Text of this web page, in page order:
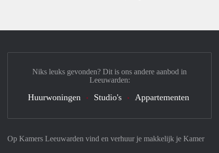
Op Kamers Leeuwarden vind en verhuur je makkelijk je Kamer
Niks leuks gevonden? Dit is ons andere aanbod in
Leeuwarden:
Huurwoningen Studio's Appartementen